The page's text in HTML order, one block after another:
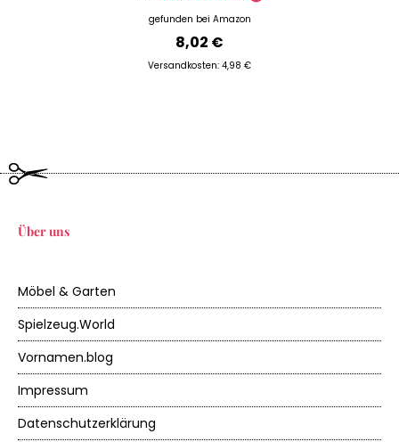
gefunden bei Amazon
8,02 €
Versandkosten: 4,98 €
Über uns
Möbel & Garten
Spielzeug.World
Vornamen.blog
Impressum
Datenschutzerklärung